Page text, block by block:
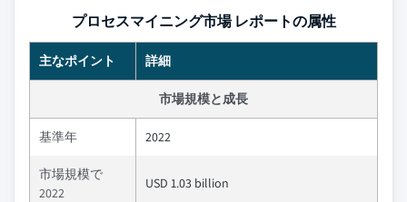
プロセスマイニング市場 レポートの属性
主なポイント 詳細
市場規模と成長
基準年 2022
市場規模で
2022
USD 1.03 billion